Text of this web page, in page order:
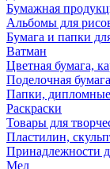
Бумажная
Альбомы для
Бумага и папки
Ватман
Цветная бумага,
Поделочная бумага
Папки,
Раскраски
Товары для
Пластилин,
Принадлежности
Мел